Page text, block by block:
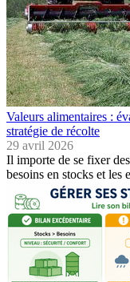
Valeurs alimentaires :
stratégie de récolte
29 avril 2026
Il importe de se fixer
besoins en stocks et les